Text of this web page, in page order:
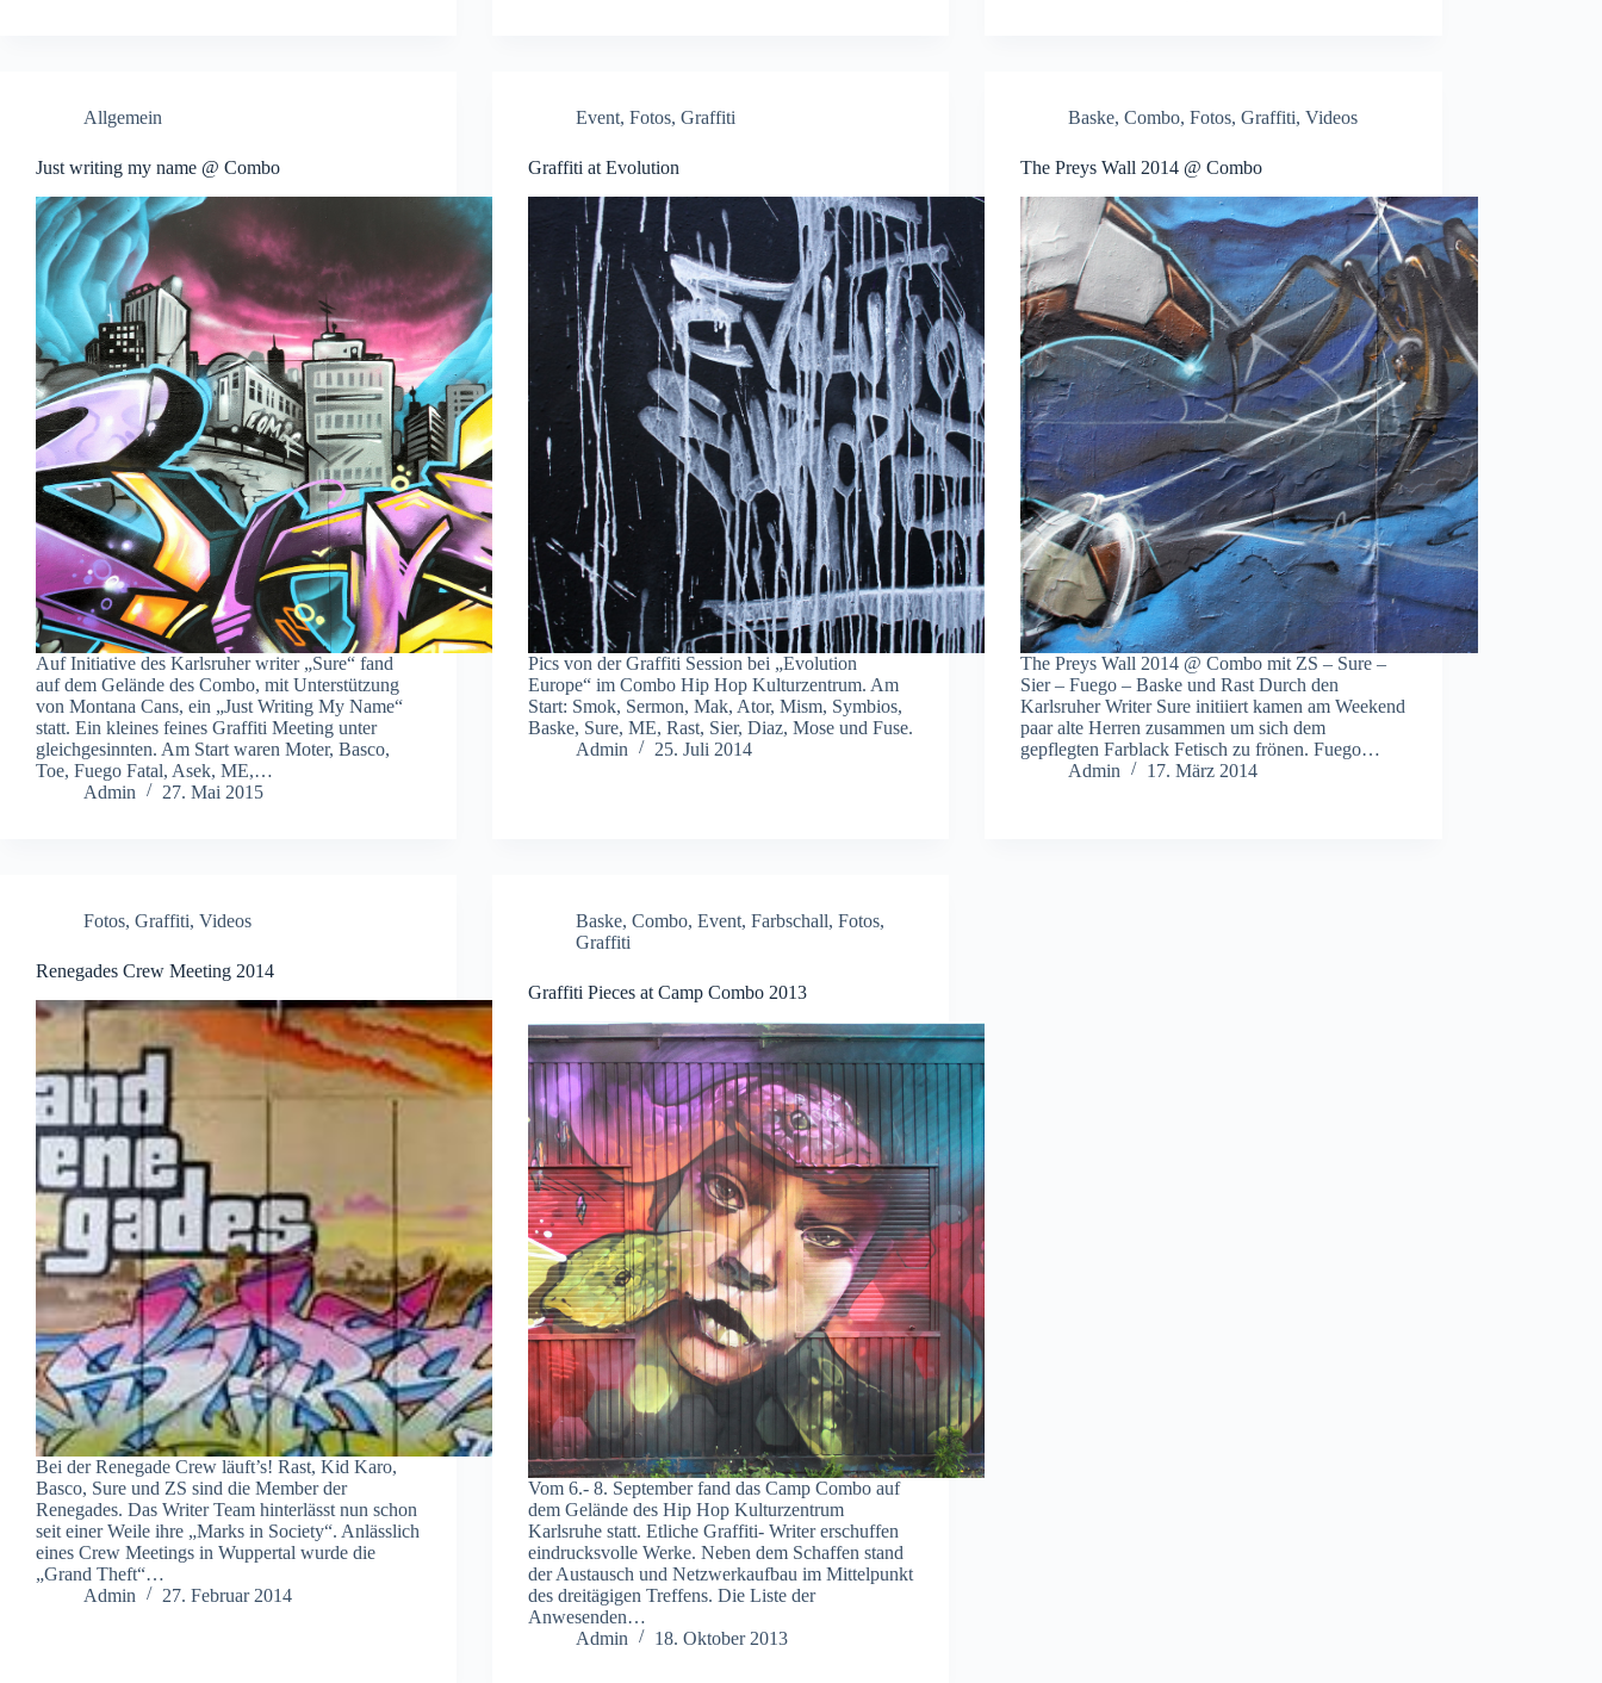
Allgemein
Just writing my name @ Combo
Auf Initiative des Karlsruher writer „Sure“ fand
auf dem Gelände des Combo, mit Unterstützung
von Montana Cans, ein „Just Writing My Name“
statt. Ein kleines feines Graffiti Meeting unter
gleichgesinnten. Am Start waren Moter, Basco,
Toe, Fuego Fatal, Asek, ME,…
Admin
27. Mai 2015
Event,Fotos,Graffiti
Graffiti at Evolution
Pics von der Graffiti Session bei „Evolution
Europe“ im Combo Hip Hop Kulturzentrum. Am
Start: Smok, Sermon, Mak, Ator, Mism, Symbios,
Baske, Sure, ME, Rast, Sier, Diaz, Mose und Fuse.
Admin
25. Juli 2014
Baske,Combo,Fotos,Graffiti,Videos
The Preys Wall 2014 @ Combo
The Preys Wall 2014 @ Combo mit ZS – Sure –
Sier – Fuego – Baske und Rast Durch den
Karlsruher Writer Sure initiiert kamen am Weekend
paar alte Herren zusammen um sich dem
gepflegten Farblack Fetisch zu frönen. Fuego…
Admin
17. März 2014
Fotos, Graffiti, Videos
Renegades Crew Meeting 2014
Bei der Renegade Crew läuft’s! Rast, Kid Karo,
Basco, Sure und ZS sind die Member der
Renegades. Das Writer Team hinterlässt nun schon
seit einer Weile ihre „Marks in Society“. Anlässlich
eines Crew Meetings in Wuppertal wurde die
„Grand Theft“…
Admin
27. Februar 2014
Baske,Combo,Event,Farbschall,Fotos,
Graffiti
Graffiti Pieces at Camp Combo 2013
Vom 6.- 8. September fand das Camp Combo auf
dem Gelände des Hip Hop Kulturzentrum
Karlsruhe statt. Etliche Graffiti- Writer erschuffen
eindrucksvolle Werke. Neben dem Schaffen stand
der Austausch und Netzwerkaufbau im Mittelpunkt
des dreitägigen Treffens. Die Liste der
Anwesenden…
Admin
18. Oktober 2013